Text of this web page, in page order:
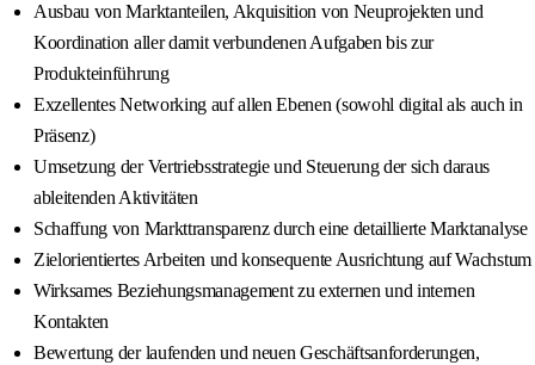
Ausbau von Marktanteilen, Akquisition von Neuprojekten und
Koordination aller damit verbundenen Aufgaben bis zur
Produkteinführung
Exzellentes Networking auf allen Ebenen (sowohl digital als auch in
Präsenz)
Umsetzung der Vertriebsstrategie und Steuerung der sich daraus
ableitenden Aktivitäten
Schaffung von Markttransparenz durch eine detaillierte Marktanalyse
Zielorientiertes Arbeiten und konsequente Ausrichtung auf Wachstum
Wirksames Beziehungsmanagement zu externen und internen
Kontakten
Bewertung der laufenden und neuen Geschäftsanforderungen,